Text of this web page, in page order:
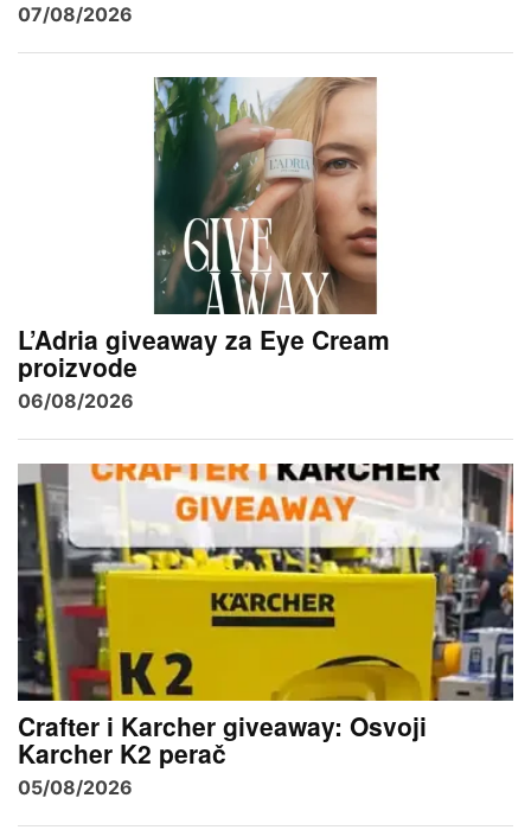
07/08/2026
L’Adria giveaway za Eye Cream
proizvode
06/08/2026
Crafter i Karcher giveaway: Osvoji
Karcher K2 perač
05/08/2026